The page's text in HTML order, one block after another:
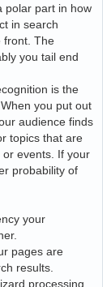
polar part in how
in search
front. The
you tail end
is the
you put out
audience finds
topics that are
events. If your
probability of
your
pages are
results.
processing